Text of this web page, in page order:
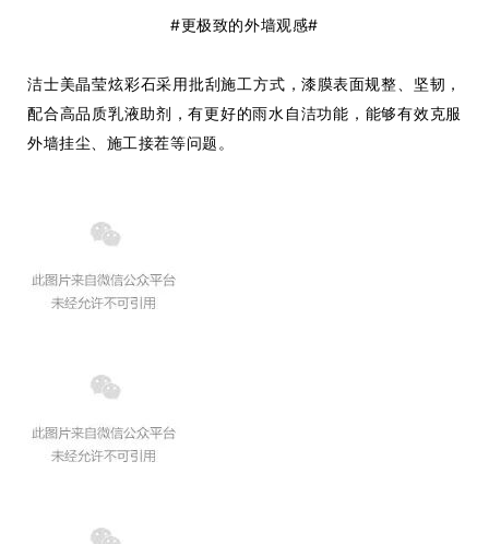
#更极致的外墙观感#
洁士美晶莹炫彩石采用批刮施工方式，漆膜表面规整、坚韧，
配合高品质乳液助剂，有更好的雨水自洁功能，能够有效克服
外墙挂尘、施工接茬等问题。